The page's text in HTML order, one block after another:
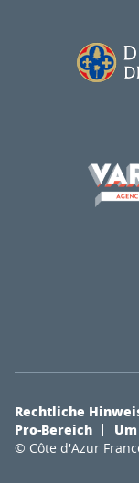
© Côte d'Azur
Rechtliche
Pro-Bereich